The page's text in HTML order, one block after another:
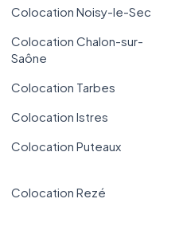
Colocation Noisy-le-Sec
Colocation Chalon-sur-
Saône
Colocation Tarbes
Colocation Istres
Colocation Puteaux
Colocation Rezé